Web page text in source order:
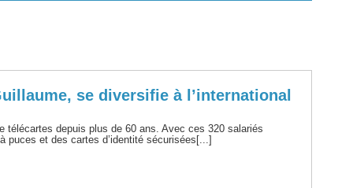
se diversifie à l’international
télécartes depuis plus de 60 ans. Avec ces 320 salariés
puces et des cartes d’identité sécurisées[...]